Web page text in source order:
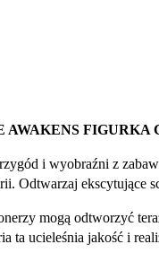
AWAKENS FIGURKA
i wyobraźni z
Odtwarzaj
mogą odtworzyć
ta ucieleśnia jakość i